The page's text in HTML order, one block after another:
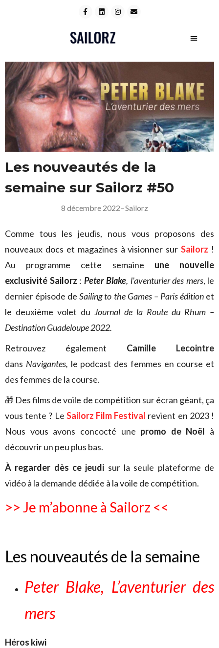
Les nouveautés de la
semaine sur Sailorz #50
8 décembre 2022–Sailorz
Comme tous les jeudis, nous vous proposons des
nouveaux docs et magazines à visionner surSailorz !
Au programme cette semaine une nouvelle
exclusivité Sailorz : Peter Blake, l’aventurier des mers, le
dernier épisode deSailing to the Games – Paris éditionet
le deuxième volet du Journal de la Route du Rhum –
Destination Guadeloupe 2022.
Retrouvez également Camille Lecointre
dans Navigantes, le podcast des femmes en course et
des femmes de la course.
🎁 Des films de voile de compétition sur écran géant, ça
vous tente ? Le Sailorz Film Festival revient en 2023 !
Nous vous avons concocté une promo de Noël à
découvrir un peu plus bas.
À regarder dès ce jeudi sur la seule plateforme de
vidéo à la demande dédiée à la voile de compétition.
>> Je m’abonne à Sailorz <<
Les nouveautés de la semaine
Peter Blake, L’aventurier des
mers
Héros kiwi